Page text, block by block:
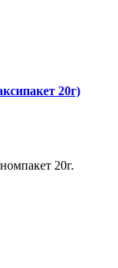
20г)
20г.